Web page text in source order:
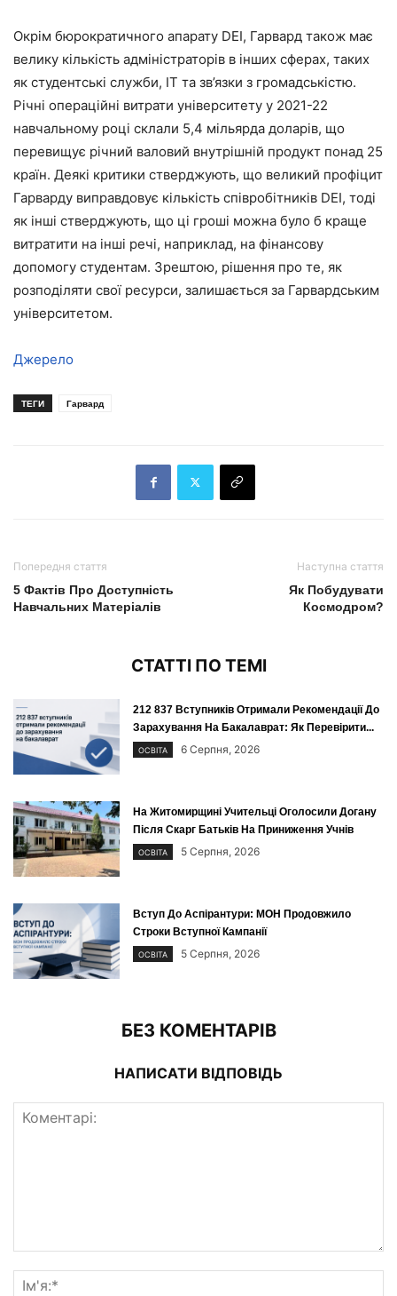
Окрім бюрократичного апарату DEI, Гарвард також має
велику кількість адміністраторів в інших сферах, таких
як студентські служби, ІТ та зв’язки з громадськістю.
Річні операційні витрати університету у 2021-22
навчальному році склали 5,4 мільярда доларів, що
перевищує річний валовий внутрішній продукт понад 25
країн. Деякі критики стверджують, що великий профіцит
Гарварду виправдовує кількість співробітників DEI, тоді
як інші стверджують, що ці гроші можна було б краще
витратити на інші речі, наприклад, на фінансову
допомогу студентам. Зрештою, рішення про те, як
розподіляти свої ресурси, залишається за Гарвардським
університетом.
Джерело
ТЕГИ Гарвард
Попередня стаття
5 Фактів Про Доступність
Навчальних Матеріалів
Наступна стаття
Як Побудувати
Космодром?
СТАТТІ ПО ТЕМІ
212 837 Вступників Отримали Рекомендації До
Зарахування На Бакалаврат: Як Перевірити...
ОСВІТА 6 Серпня, 2026
На Житомирщині Учительці Оголосили Догану
Після Скарг Батьків На Приниження Учнів
ОСВІТА 5 Серпня, 2026
Вступ До Аспірантури: МОН Продовжило
Строки Вступної Кампанії
ОСВІТА 5 Серпня, 2026
БЕЗ КОМЕНТАРІВ
НАПИСАТИ ВІДПОВІДЬ